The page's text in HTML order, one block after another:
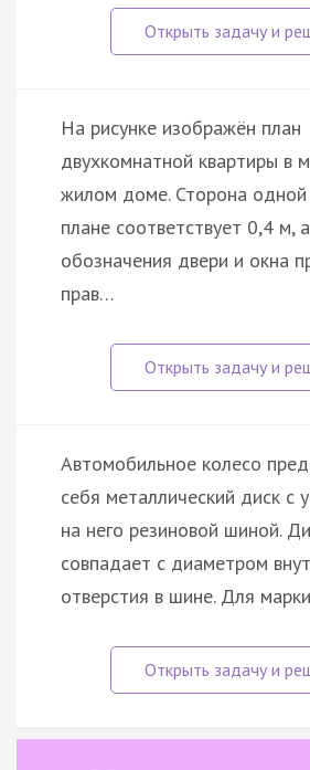
На рисунке изображён план
двухкомнатной квартиры в
жилом доме. Сторона одной
плане соответствует 0,4 м,
обозначения двери и окна
прав…
Автомобильное колесо
себя металлический диск с
на него резиновой шиной.
совпадает с диаметром
отверстия в шине. Для